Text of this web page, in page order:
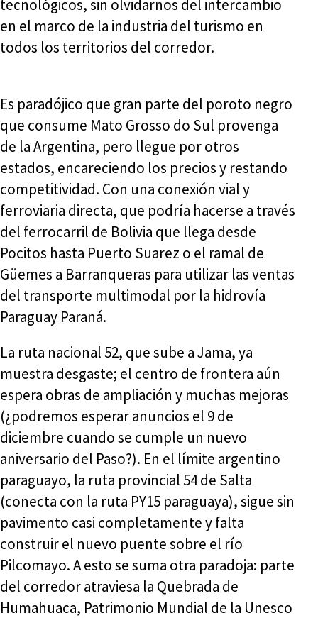
tecnológicos, sin olvidarnos del intercambio
en el marco de la industria del turismo en
todos los territorios del corredor.
Es paradójico que gran parte del poroto negro
que consume Mato Grosso do Sul provenga
de la Argentina, pero llegue por otros
estados, encareciendo los precios y restando
competitividad. Con una conexión vial y
ferroviaria directa, que podría hacerse a través
del ferrocarril de Bolivia que llega desde
Pocitos hasta Puerto Suarez o el ramal de
Güemes a Barranqueras para utilizar las ventas
del transporte multimodal por la hidrovía
Paraguay Paraná.
La ruta nacional 52, que sube a Jama, ya
muestra desgaste; el centro de frontera aún
espera obras de ampliación y muchas mejoras
(¿podremos esperar anuncios el 9 de
diciembre cuando se cumple un nuevo
aniversario del Paso?). En el límite argentino
paraguayo, la ruta provincial 54 de Salta
(conecta con la ruta PY15 paraguaya), sigue sin
pavimento casi completamente y falta
construir el nuevo puente sobre el río
Pilcomayo. A esto se suma otra paradoja: parte
del corredor atraviesa la Quebrada de
Humahuaca, Patrimonio Mundial de la Unesco